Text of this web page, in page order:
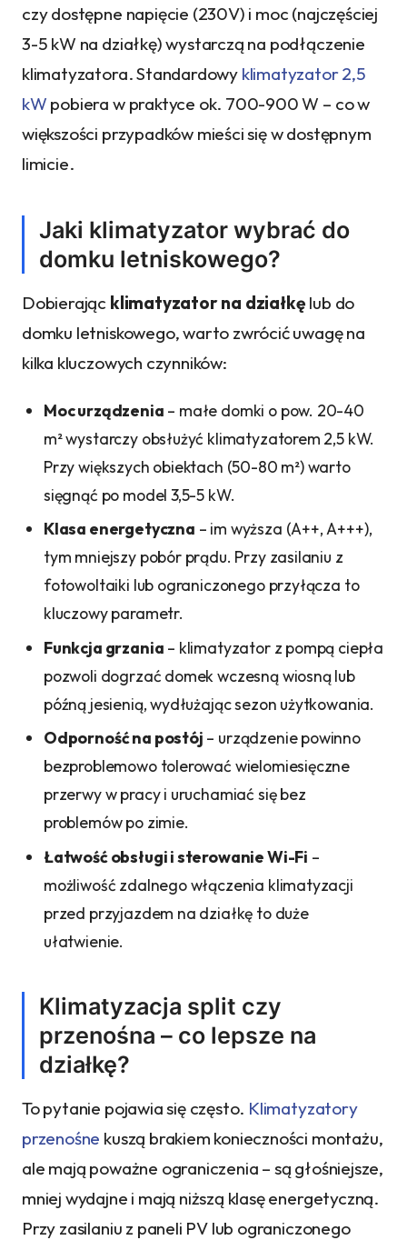
czy dostępne napięcie (230V) i moc (najczęściej
3-5 kW na działkę) wystarczą na podłączenie
klimatyzatora. Standardowy klimatyzator 2,5
kW pobiera w praktyce ok. 700-900 W – co w
większości przypadków mieści się w dostępnym
limicie.
Jaki klimatyzator wybrać do
domku letniskowego?
Dobierając klimatyzator na działkę lub do
domku letniskowego, warto zwrócić uwagę na
kilka kluczowych czynników:
Moc urządzenia – małe domki o pow. 20-40
m² wystarczy obsłużyć klimatyzatorem 2,5 kW.
Przy większych obiektach (50-80 m²) warto
sięgnąć po model 3,5-5 kW.
Klasa energetyczna – im wyższa (A++, A+++),
tym mniejszy pobór prądu. Przy zasilaniu z
fotowoltaiki lub ograniczonego przyłącza to
kluczowy parametr.
Funkcja grzania – klimatyzator z pompą ciepła
pozwoli dogrzać domek wczesną wiosną lub
późną jesienią, wydłużając sezon użytkowania.
Odporność na postój – urządzenie powinno
bezproblemowo tolerować wielomiesięczne
przerwy w pracy i uruchamiać się bez
problemów po zimie.
Łatwość obsługi i sterowanie Wi-Fi –
możliwość zdalnego włączenia klimatyzacji
przed przyjazdem na działkę to duże
ułatwienie.
Klimatyzacja split czy
przenośna – co lepsze na
działkę?
To pytanie pojawia się często. Klimatyzatory
przenośne kuszą brakiem konieczności montażu,
ale mają poważne ograniczenia – są głośniejsze,
mniej wydajne i mają niższą klasę energetyczną.
Przy zasilaniu z paneli PV lub ograniczonego